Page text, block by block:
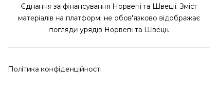
Єднання за фінансування Норвегії та Швеції. Зміст
матеріалів на платформі не обов'язково відображає
погляди урядів Норвегії та Швеції.
Політика конфіденційності